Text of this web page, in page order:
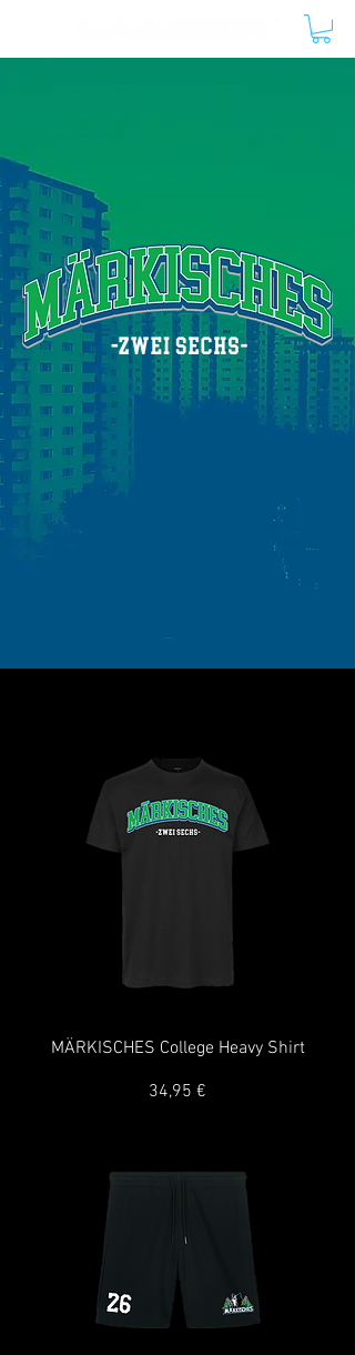
MÄRKISCHES College Heavy Shirt
Preis
34,95 €